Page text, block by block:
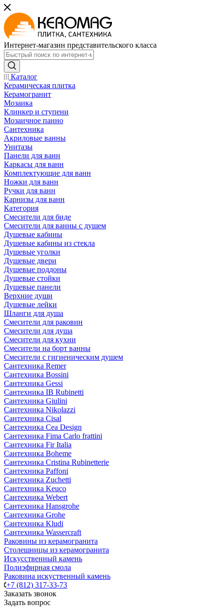
Интернет-магазин представительского класса
Каталог
Керамическая плитка
Керамогранит
Мозаика
Клинкер и ступени
Мозаичное панно
Сантехника
Акриловые ванны
Унитазы
Панели для ванн
Каркасы для ванн
Комплектующие для ванн
Ножки для ванн
Ручки для ванн
Карнизы для ванн
Категория
Смесители для биде
Смесители для ванны с душем
Душевые кабины
Душевые кабины из стекла
Душевые уголки
Душевые двери
Душевые поддоны
Душевые стойки
Душевые панели
Верхние души
Душевые лейки
Шланги для душа
Смесители для раковин
Смесители для душа
Смесители для кухни
Смесители на борт ванны
Смесители с гигиеническим душем
Сантехника Remer
Сантехника Bossini
Сантехника Gessi
Сантехника IB Rubinetti
Сантехника Giulini
Сантехника Nikolazzi
Сантехника Cisal
Сантехника Cea Design
Сантехника Fima Carlo frattini
Сантехника Fir Italia
Сантехника Boheme
Сантехника Cristina Rubinetterie
Сантехника Paffoni
Сантехника Zuchetti
Сантехника Keuco
Сантехника Webert
Сантехника Hansgrohe
Сантехника Grohe
Сантехника Kludi
Сантехника Wassercraft
Раковины из керамогранита
Столешницы из керамогранита
Искусственный камень
Полиэфирная смола
Раковина искуственный камень
+7 (812) 317-33-73
Заказать звонок
Задать вопрос